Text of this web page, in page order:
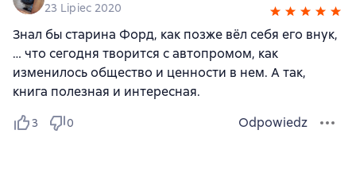
23 Lipiec 2020
Знал бы старина Форд, как позже вёл себя его внук,
… что сегодня творится с автопромом, как
изменилось общество и ценности в нем. А так,
книга полезная и интересная.
3 0 Odpowiedz